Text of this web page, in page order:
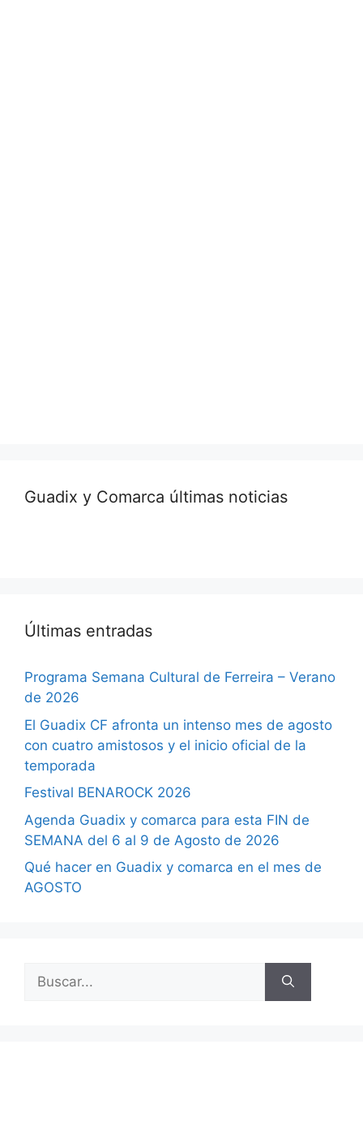
Guadix y Comarca últimas noticias
Últimas entradas
Programa Semana Cultural de Ferreira – Verano
de 2026
El Guadix CF afronta un intenso mes de agosto
con cuatro amistosos y el inicio oficial de la
temporada
Festival BENAROCK 2026
Agenda Guadix y comarca para esta FIN de
SEMANA del 6 al 9 de Agosto de 2026
Qué hacer en Guadix y comarca en el mes de
AGOSTO
Buscar: